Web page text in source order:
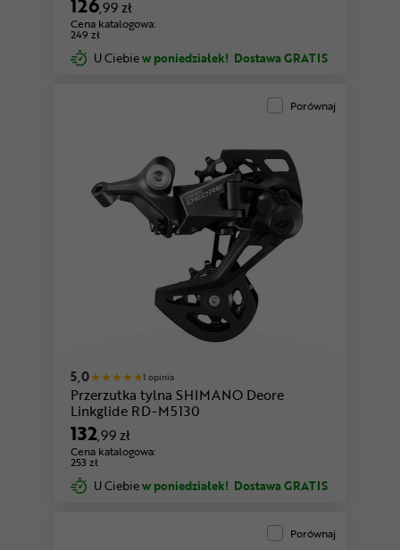
,99 zł
Cena katalogowa:
249 zł
U Ciebiew poniedziałek! Dostawa GRATIS
Porównaj
5,0 1 opinia
Przerzutka tylna SHIMANO Deore
Linkglide RD-M5130
132,99 zł
Cena katalogowa:
253 zł
U Ciebiew poniedziałek! Dostawa GRATIS
Porównaj